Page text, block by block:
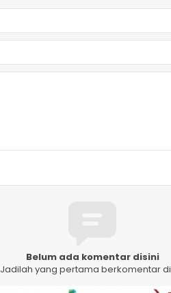
Belum ada komentar disini
Jadilah yang pertama berkomentar